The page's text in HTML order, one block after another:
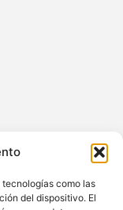
como las
del dispositivo. El